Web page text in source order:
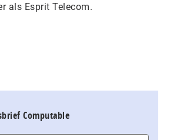
als Esprit Telecom.
Computable